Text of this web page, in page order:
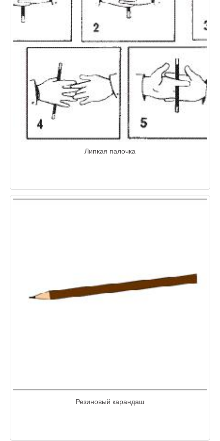
Липкая палочка
Резиновый карандаш